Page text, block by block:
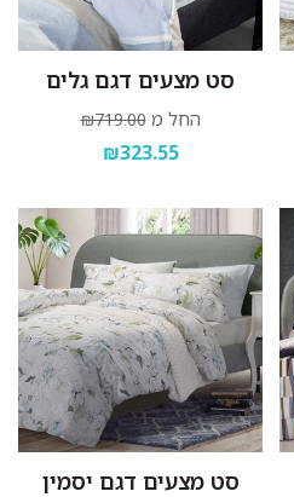
סט מצעים דגם גלים
החל מ ₪719.00
₪323.55
סט מצעים דגם יסמין